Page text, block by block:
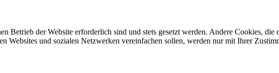
Betrieb der Website erforderlich sind und stets gesetzt werden. Andere Cookies,
Websites und sozialen Netzwerken vereinfachen sollen, werden nur mit Ihrer